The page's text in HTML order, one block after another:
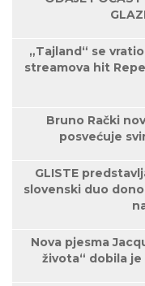
„Tajland“ se
streamova hit
Bruno Rački
posvećuje
GLISTE
slovenski duo
Nova pjesma
života“ dobila